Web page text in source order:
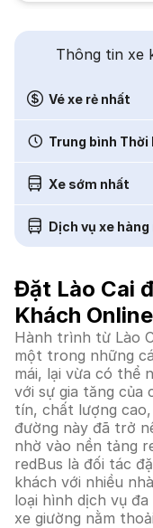
Thông tin xe
Vé xe rẻ nhất
Trung bình Thời
Xe sớm nhất
Dịch vụ xe hàng
Đặt Lào Cai
Khách Online
Hành trình từ Lào
một trong những
mái, lại vừa có thể
với sự gia tăng của
tín, chất lượng
đường này đã trở
nhờ vào nền tảng
redBus là đối tác
khách với nhiều
loại hình dịch vụ
xe giường nằm